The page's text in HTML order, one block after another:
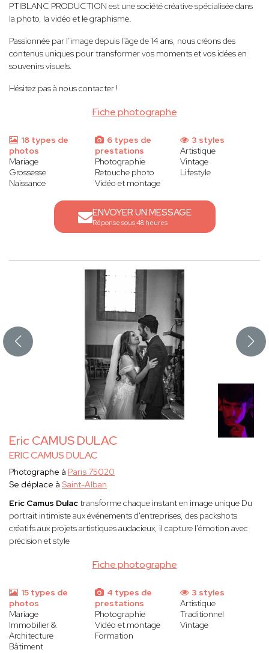
Fiche photographe
PTIBLANC PRODUCTION est une société créative spécialisée dans
la photo, la vidéo et le graphisme.
Passionnée par l’image depuis l’âge de 14 ans, nous créons des
contenus uniques pour transformer vos moments et vos idées en
souvenirs visuels.
Hésitez pas à nous contacter !
18 types de
photos
Mariage
Grossesse
Naissance
6 types de
prestations
Photographie
Retouche photo
Vidéo et montage
3 styles
Artistique
Vintage
Lifestyle
ENVOYER UN MESSAGE
Réponse sous 48 heures
Eric CAMUS DULAC
ERIC CAMUS DULAC
Fiche photographe
Photographe à Paris 75020
Se déplace à Saint-Alban
Eric Camus Dulactransforme chaque instant en image unique Du
portrait intimiste aux événements d'entreprises, des packshots
créatifs aux projets artistiques audacieux, il capture l'émotion avec
précision et style
15 types de
photos
Mariage
Immobilier &
Architecture
Bâtiment
4 types de
prestations
Photographie
Vidéo et montage
Formation
3 styles
Artistique
Traditionnel
Vintage